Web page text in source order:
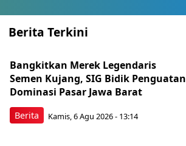
Berita Terkini
Berita
Bangkitkan Merek Legendaris
Semen Kujang, SIG Bidik Penguatan
Dominasi Pasar Jawa Barat
Kamis, 6 Agu 2026 - 13:14